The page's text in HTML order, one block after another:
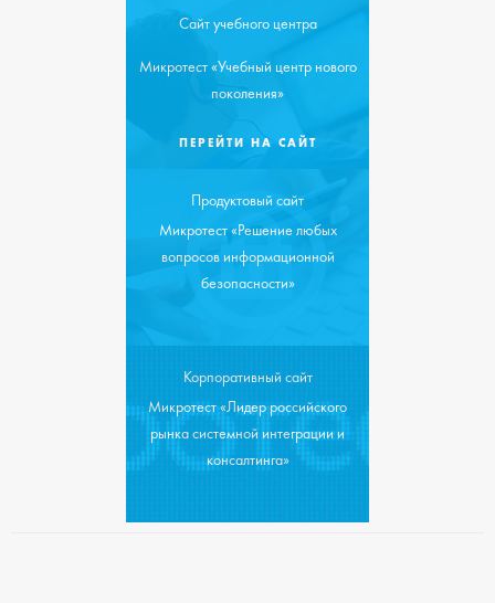
Сайт учебного центра
Микротест «Учебный центр нового
поколения»
ПЕРЕЙТИ НА САЙТ
Продуктовый сайт
Микротест «Решение любых
вопросов информационной
безопасности»
Корпоративный сайт
Микротест «Лидер российского
рынка системной интеграции и
консалтинга»